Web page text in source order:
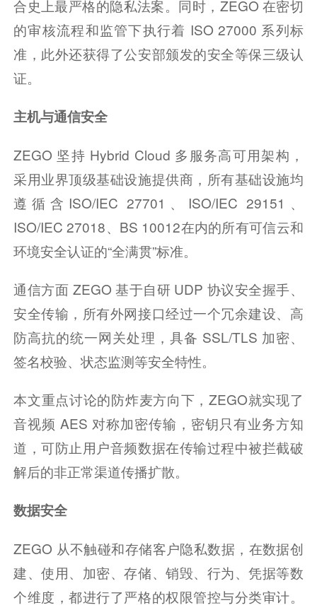
合史上最严格的隐私法案。同时，ZEGO 在密切
的审核流程和监管下执行着 ISO 27000 系列标
准，此外还获得了公安部颁发的安全等保三级认
证。
主机与通信安全
ZEGO 坚持 Hybrid Cloud 多服务高可用架构，
采用业界顶级基础设施提供商，所有基础设施均
遵循含ISO/IEC 27701、ISO/IEC 29151、
ISO/IEC 27018、BS 10012在内的所有可信云和
环境安全认证的“全满贯”标准。
通信方面 ZEGO 基于自研 UDP 协议安全握手、
安全传输，所有外网接口经过一个冗余建设、高
防高抗的统一网关处理，具备 SSL/TLS 加密、
签名校验、状态监测等安全特性。
本文重点讨论的防炸麦方向下，ZEGO就实现了
音视频 AES 对称加密传输，密钥只有业务方知
道，可防止用户音频数据在传输过程中被拦截破
解后的非正常渠道传播扩散。
数据安全
ZEGO 从不触碰和存储客户隐私数据，在数据创
建、使用、加密、存储、销毁、行为、凭据等数
个维度，都进行了严格的权限管控与分类审计。